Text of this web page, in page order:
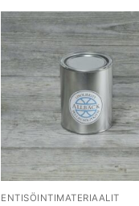
ENTISÖINTIMATERIAALIT